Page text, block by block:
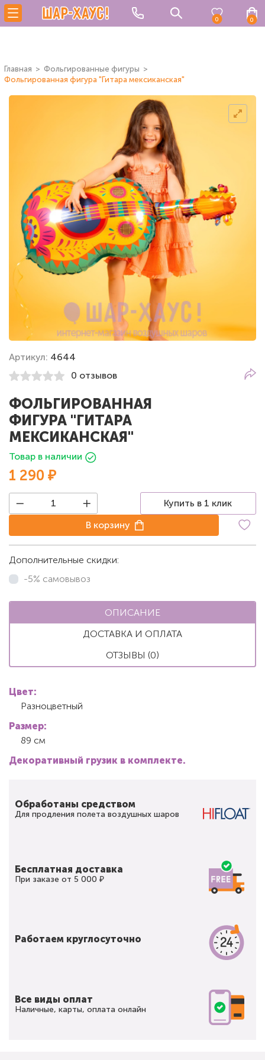
0 0
Главная
Фольгированные фигуры
Фольгированная фигура "Гитара мексиканская"
Артикул: 4644
0 отзывов
ФОЛЬГИРОВАННАЯ
ФИГУРА "ГИТАРА
МЕКСИКАНСКАЯ"
Товар в наличии
1 290 ₽
Купить в 1 клик
В корзину
Дополнительные скидки:
-5% самовывоз
ОПИСАНИЕ
ДОСТАВКА И ОПЛАТА
ОТЗЫВЫ (0)
Цвет:
Разноцветный
Размер:
89 см
Декоративный грузик в комплекте.
Обработаны средством
Для продления полета воздушных шаров
Бесплатная доставка
При заказе от 5 000 ₽
Работаем круглосуточно
Все виды оплат
Наличные, карты, оплата онлайн